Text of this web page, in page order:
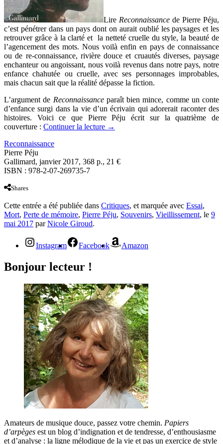
Lire Reconnaissance de Pierre Péju,
c’est pénétrer dans un pays dont on aurait oublié les paysages et les
retrouver grâce à la clarté et la netteté cruelle du style, la beauté de
l’agencement des mots. Nous voilà enfin en pays de connaissance
ou de re-connaissance, rivière douce et cruautés diverses, paysage
enchanteur ou angoissant, nous voilà revenus dans notre pays, notre
enfance chahutée ou cruelle, avec ses personnages improbables,
mais chacun sait que la réalité dépasse la fiction.
L’argument de Reconnaissance paraît bienmince, comme un conte
d’enfance surgi dans la vie d’un écrivain qui adorerait raconter des
histoires. Voici ce que Pierre Péju écrit sur la quatrième de
couverture : Continuer la lecture →
Reconnaissance
Pierre Péju
Gallimard, janvier 2017, 368 p., 21 €
ISBN : 978-2-07-269735-7
Shares
Cette entrée a été publiée dans Critiques, et marquée avec Essai,
Mort, Perte de mémoire, Pierre Péju, Souvenirs, Vieillissement, le 9
mai 2017 parNicole Giroud.
Instagram Facebook Amazon
Bonjour lecteur !
Amateurs de musique douce, passez votre chemin. Papiers
d’arpèges est un blog d’indignation et de tendresse, d’enthousiasme
et d’analyse : la ligne mélodique de la vie et pas un exercice de style